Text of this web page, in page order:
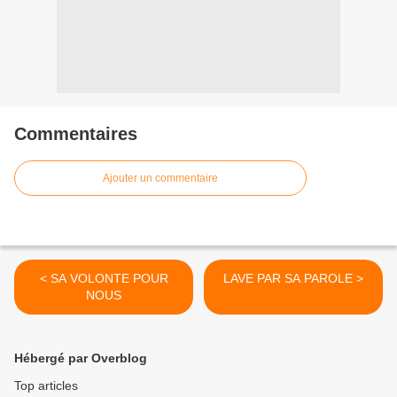
Commentaires
Ajouter un commentaire
< SA VOLONTE POUR
NOUS
LAVE PAR SA PAROLE >
Hébergé par Overblog
Top articles